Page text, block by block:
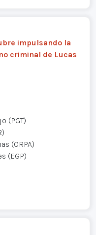
impulsando la
criminal de Lucas
(PGT)
(ORPA)
(EGP)